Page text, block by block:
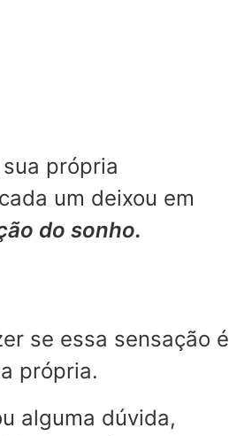
própria
um deixou em
do sonho.
se essa sensação é
própria.
alguma dúvida,